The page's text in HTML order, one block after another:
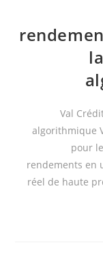
Val
algorithmique
pour
rendements en
réel de haute